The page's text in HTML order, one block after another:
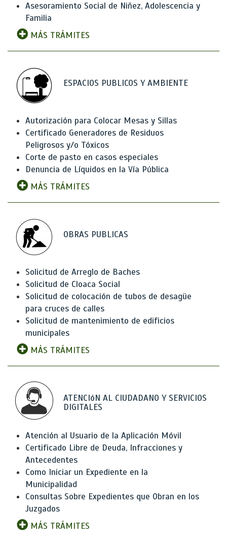
Asesoramiento Social de Niñez, Adolescencia y
Familia
MÁS TRÁMITES
ESPACIOS PUBLICOS Y AMBIENTE
Autorización para Colocar Mesas y Sillas
Certificado Generadores de Residuos
Peligrosos y/o Tóxicos
Corte de pasto en casos especiales
Denuncia de Líquidos en la Vía Pública
MÁS TRÁMITES
OBRAS PUBLICAS
Solicitud de Arreglo de Baches
Solicitud de Cloaca Social
Solicitud de colocación de tubos de desagüe
para cruces de calles
Solicitud de mantenimiento de edificios
municipales
MÁS TRÁMITES
ATENCIóN AL CIUDADANO Y SERVICIOS
DIGITALES
Atención al Usuario de la Aplicación Móvil
Certificado Libre de Deuda, Infracciones y
Antecedentes
Como Iniciar un Expediente en la
Municipalidad
Consultas Sobre Expedientes que Obran en los
Juzgados
MÁS TRÁMITES